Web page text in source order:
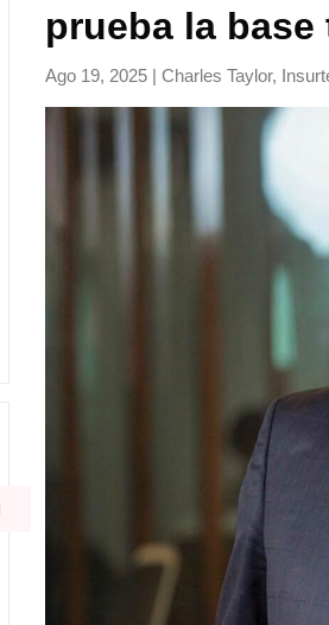
prueba la
Ago 19, 2025 |Charles Taylor,